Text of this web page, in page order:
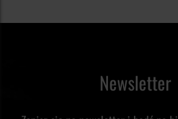
Newsletter